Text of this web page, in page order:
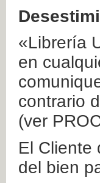
«Librería
en
contrario
(ver
El Cliente
del bien